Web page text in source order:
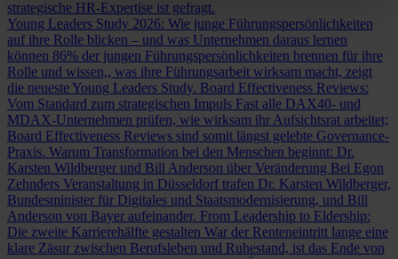
strategische HR-Expertise ist gefragt.
Young Leaders Study 2026: Wie junge Führungspersönlichkeiten
auf ihre Rolle blicken – und was Unternehmen daraus lernen
können 86% der jungen Führungspersönlichkeiten brennen für ihre
Rolle und wissen,, was ihre Führungsarbeit wirksam macht, zeigt
die neueste Young Leaders Study. Board Effectiveness Reviews:
Vom Standard zum strategischen Impuls Fast alle DAX40- und
MDAX-Unternehmen prüfen, wie wirksam ihr Aufsichtsrat arbeitet;
Board Effectiveness Reviews sind somit längst gelebte Governance-
Praxis. Warum Transformation bei den Menschen beginnt: Dr.
Karsten Wildberger und Bill Anderson über Veränderung Bei Egon
Zehnders Veranstaltung in Düsseldorf trafen Dr. Karsten Wildberger,
Bundesminister für Digitales und Staatsmodernisierung, und Bill
Anderson von Bayer aufeinander. From Leadership to Eldership:
Die zweite Karrierehälfte gestalten War der Renteneintritt lange eine
klare Zäsur zwischen Berufsleben und Ruhestand, ist das Ende von